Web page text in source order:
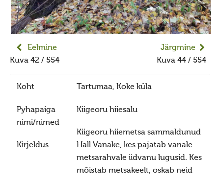
Usuvabadus
Kirikute ja koguduste seadus
Yldist
Koostöö
Sõbrad ja koostööpartnerid
Maausk
Maausust
Eelmine
Kuva 42 / 554
Järgmine
Kuva 44 / 554
Koht Tartumaa, Koke küla
Pyhapaiga
nimi/nimed
Kiigeoru hiiesalu
Kirjeldus
Kiigeoru hiiemetsa sammaldunud
Hall Vanake, kes pajatab vanale
metsarahvale iidvanu lugusid. Kes
mõistab metsakeelt, oskab neid